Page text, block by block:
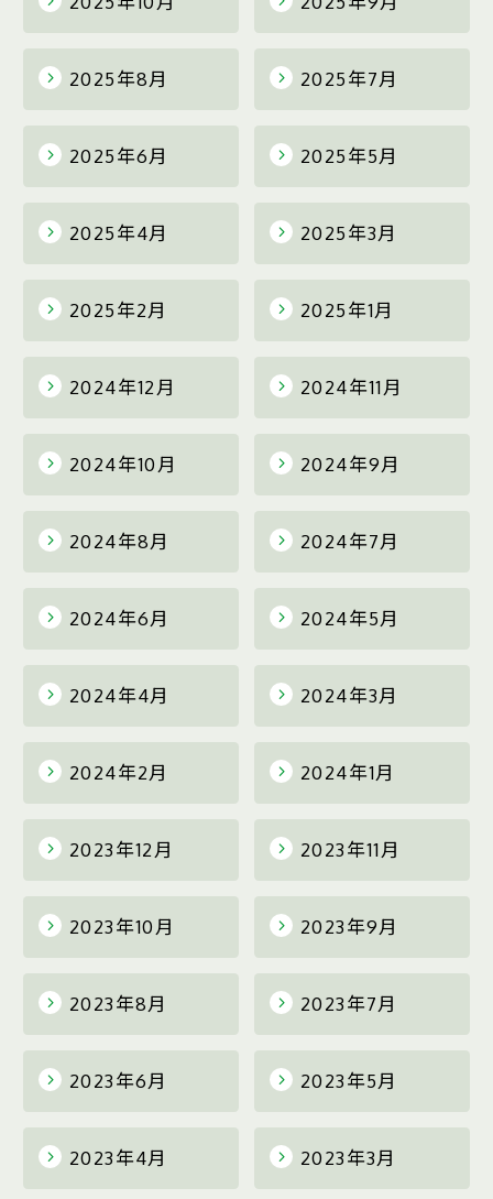
2025年8月 2025年7月
2025年6月 2025年5月
2025年4月 2025年3月
2025年2月 2025年1月
2024年12月 2024年11月
2024年10月 2024年9月
2024年8月 2024年7月
2024年6月 2024年5月
2024年4月 2024年3月
2024年2月 2024年1月
2023年12月 2023年11月
2023年10月 2023年9月
2023年8月 2023年7月
2023年6月 2023年5月
2023年4月 2023年3月